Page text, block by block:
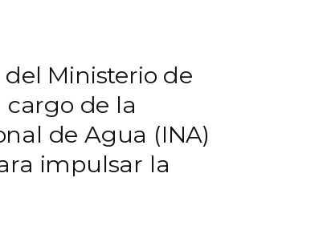
Ministerio de
cargo de la
de Agua (INA)
impulsar la